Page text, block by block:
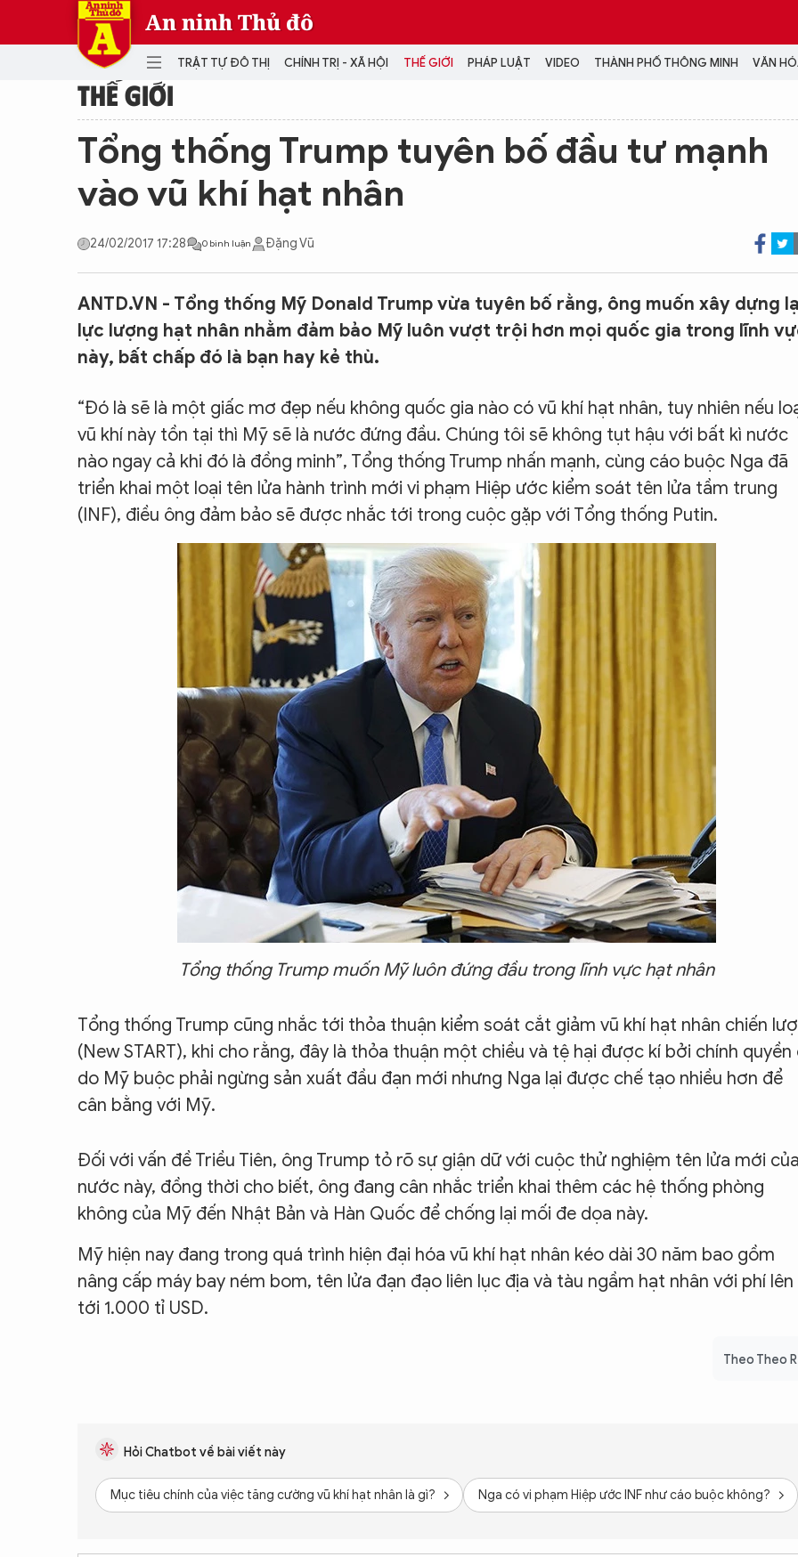
An ninh Thủ đô
TRẬT TỰ ĐÔ THỊ CHÍNH TRỊ - XÃ HỘI THẾ GIỚI PHÁP LUẬT VIDEO THÀNH PHỐ THÔNG MINH VĂN
TRẬT TỰ ĐÔ THỊ CHÍNH TRỊ - XÃ HỘI
Đại hội Đảng
THẾ GIỚI PHÁP LUẬT
THÀNH PHỐ THÔNG MINH
THỂ THAO
SỐNG Ở HÀ NỘI
KINH DOANH
MULTIMEDIA
Podcast
Video
Infographic
CON ĐƯỜNG KHỞI NGHIỆP
LỊCH VẠN SỰ
THẾ GIỚI
Tổng thống Trump tuyên bố đầu tư mạnh
vào vũ khí hạt nhân
24/02/2017 17:28 0 bình luận Đặng Vũ
ANTD.VN - Tổng thống Mỹ Donald Trump vừa tuyên bố rằng, ông muốn xây dựng
lực lượng hạt nhân nhằm đảm bảo Mỹ luôn vượt trội hơn mọi quốc gia trong lĩnh
này, bất chấp đó là bạn hay kẻ thù.
“Đó là sẽ là một giấc mơ đẹp nếu không quốc gia nào có vũ khí hạt nhân, tuy nhiên nếu
vũ khí này tồn tại thì Mỹ sẽ là nước đứng đầu. Chúng tôi sẽ không tụt hậu với bất kì nước
nào ngay cả khi đó là đồng minh”, Tổng thống Trump nhấn mạnh, cùng cáo buộc Nga đã
triển khai một loại tên lửa hành trình mới vi phạm Hiệp ước kiểm soát tên lửa tầm trung
(INF), điều ông đảm bảo sẽ được nhắc tới trong cuộc gặp với Tổng thống Putin.
Tổng thống Trump muốn Mỹ luôn đứng đầu trong lĩnh vực hạt nhân
Tổng thống Trump cũng nhắc tới thỏa thuận kiểm soát cắt giảm vũ khí hạt nhân chiến
(New START), khi cho rằng, đây là thỏa thuận một chiều và tệ hại được kí bởi chính quyền
do Mỹ buộc phải ngừng sản xuất đầu đạn mới nhưng Nga lại được chế tạo nhiều hơn để
cân bằng với Mỹ.
Đối với vấn đề Triều Tiên, ông Trump tỏ rõ sự giận dữ với cuộc thử nghiệm tên lửa mới
nước này, đồng thời cho biết, ông đang cân nhắc triển khai thêm các hệ thống phòng
không của Mỹ đến Nhật Bản và Hàn Quốc để chống lại mối đe dọa này.
Mỹ hiện nay đang trong quá trình hiện đại hóa vũ khí hạt nhân kéo dài 30 năm bao gồm
nâng cấp máy bay ném bom, tên lửa đạn đạo liên lục địa và tàu ngầm hạt nhân với phí lên
tới 1.000 tỉ USD.
Theo Theo
Hỏi Chatbot về bài viết này
Mục tiêu chính của việc tăng cường vũ khí hạt nhân là gì? Nga có vi phạm Hiệp ước INF như cáo buộc không?